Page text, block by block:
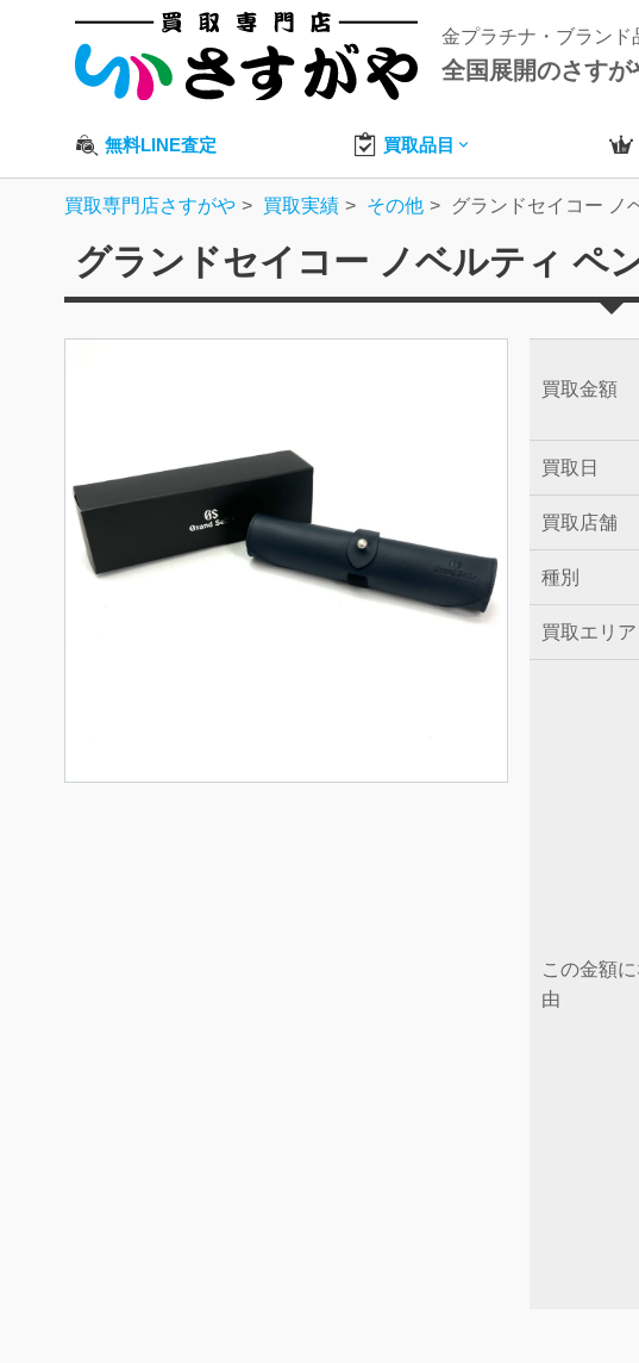
金プラチナ・ブランド
全国展開のさすが
無料LINE査定 買取品目
買取専門店さすがや 買取実績 その他 グランドセイコー ノ
グランドセイコー ノベルティ ペ
買取金額
買取日
買取店舗
種別
買取エリア
この金額
由